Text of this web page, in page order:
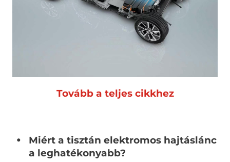
Tovább a teljes cikkhez
Miért a tisztán elektromos hajtáslánc
a leghatékonyabb?